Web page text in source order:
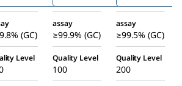
(GC)
assay
≥99.9% (GC)
assay
≥99.5% (GC)
Level Quality Level
100
Quality Level
200